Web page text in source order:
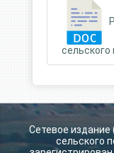
Сетевое
сельского